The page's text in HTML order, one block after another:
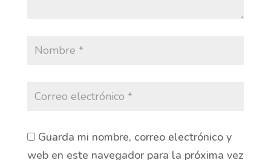
Guarda mi nombre, correo electrónico y
web en este navegador para la próxima vez